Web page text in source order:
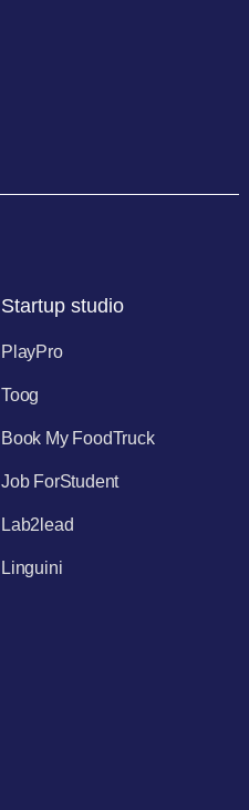
Startup studio
PlayPro
Toog
Book My FoodTruck
Job ForStudent
Lab2lead
Linguini